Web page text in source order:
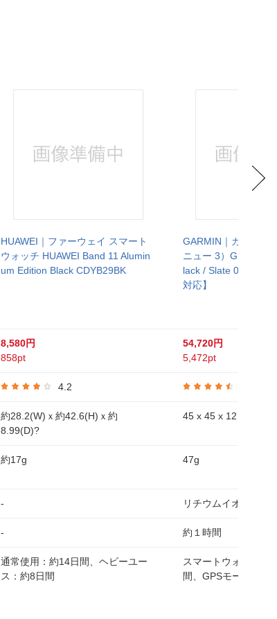
HUAWEI｜ファーウェイ スマート
ウォッチ HUAWEI Band 11 Alumin
um Edition Black CDYB29BK
8,580円
858pt
4.2
約28.2(W)ｘ約42.6(H)ｘ約
8.99(D)?
約17g
-
-
通常使用：約14日間、ヘビーユー
ス：約8日間
GARMIN｜ガーミン
ニュー 3）GPSスマ
lack / Slate 010-
対応】
54,720円
5,472pt
45 x 45 x 12 mm
47g
リチウムイオン
約１時間
スマートウォッチモ
間、GPSモード: 約